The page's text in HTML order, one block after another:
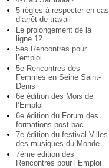
5 règles à respecter en cas
d’arrêt de travail
Le prolongement de la
ligne 12
5es Rencontres pour
l’emploi
5e Rencontres des
Femmes en Seine Saint-
Denis
6e édition des Mois de
l’Emploi
6e édition du Forum des
formations post-bac
7e édition du festival Villes
des musiques du Monde
7ème édition des
Rencontres pour l’Emploi